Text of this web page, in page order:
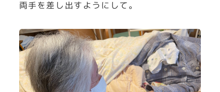
両手を差し出すようにして。